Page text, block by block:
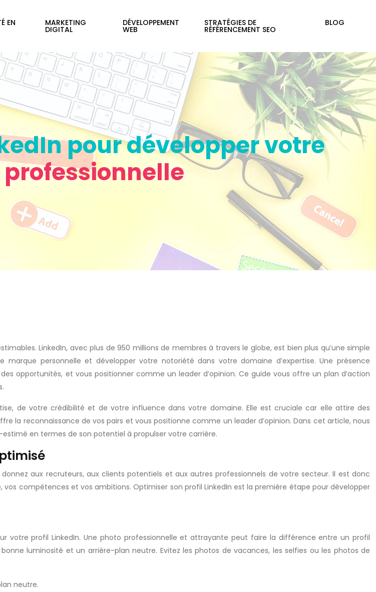
EN MARKETING
DIGITAL
DÉVELOPPEMENT
WEB
STRATÉGIES DE
RÉFÉRENCEMENT SEO
BLOG
pour développer votre
LinkedIn, avec plus de 950 millions de membres à travers le globe, est bien plus qu’une simple
personnelle et développer votre notoriété dans votre domaine d’expertise. Une présence
opportunités, et vous positionner comme un leader d’opinion. Ce guide vous offre un plan d’action
de votre crédibilité et de votre influence dans votre domaine. Elle est cruciale car elle attire des
la reconnaissance de vos pairs et vous positionne comme un leader d’opinion. Dans cet article, nous
en termes de son potentiel à propulser votre carrière.
aux recruteurs, aux clients potentiels et aux autres professionnels de votre secteur. Il est donc
compétences et vos ambitions. Optimiser son profil LinkedIn est la première étape pour développer
votre profil LinkedIn. Une photo professionnelle et attrayante peut faire la différence entre un profil
luminosité et un arrière-plan neutre. Evitez les photos de vacances, les selfies ou les photos de
neutre.